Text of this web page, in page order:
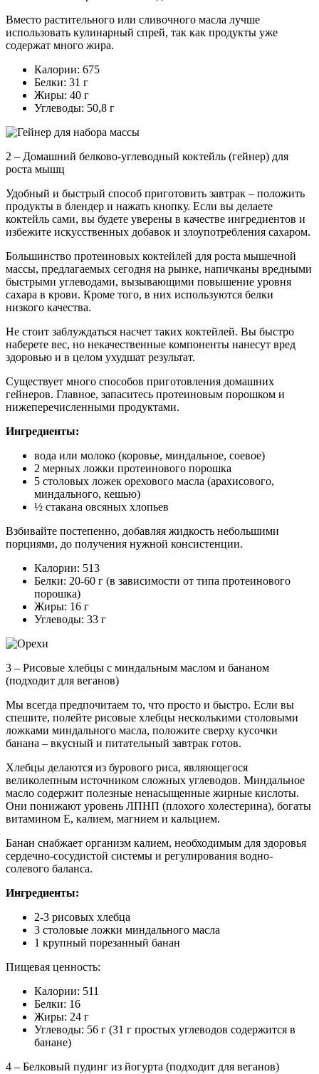
Вместо растительного или сливочного масла лучше
использовать кулинарный спрей, так как продукты уже
содержат много жира.
Калории: 675
Белки: 31 г
Жиры: 40 г
Углеводы: 50,8 г
2 – Домашний белково-углеводный коктейль (гейнер) для
роста мышц
Удобный и быстрый способ приготовить завтрак – положить
продукты в блендер и нажать кнопку. Если вы делаете
коктейль сами, вы будете уверены в качестве ингредиентов и
избежите искусственных добавок и злоупотребления сахаром.
Большинство протеиновых коктейлей для роста мышечной
массы, предлагаемых сегодня на рынке, напичканы вредными
быстрыми углеводами, вызывающими повышение уровня
сахара в крови. Кроме того, в них используются белки
низкого качества.
Не стоит заблуждаться насчет таких коктейлей. Вы быстро
наберете вес, но некачественные компоненты нанесут вред
здоровью и в целом ухудшат результат.
Существует много способов приготовления домашних
гейнеров. Главное, запаситесь протеиновым порошком и
нижеперечисленными продуктами.
Ингредиенты:
вода или молоко (коровье, миндальное, соевое)
2 мерных ложки протеинового порошка
5 столовых ложек орехового масла (арахисового,
миндального, кешью)
½ стакана овсяных хлопьев
Взбивайте постепенно, добавляя жидкость небольшими
порциями, до получения нужной консистенции.
Калории: 513
Белки: 20-60 г (в зависимости от типа протеинового
порошка)
Жиры: 16 г
Углеводы: 33 г
3 – Рисовые хлебцы с миндальным маслом и бананом
(подходит для веганов)
Мы всегда предпочитаем то, что просто и быстро. Если вы
спешите, полейте рисовые хлебцы несколькими столовыми
ложками миндального масла, положите сверху кусочки
банана – вкусный и питательный завтрак готов.
Хлебцы делаются из бурового риса, являющегося
великолепным источником сложных углеводов. Миндальное
масло содержит полезные ненасыщенные жирные кислоты.
Они понижают уровень ЛПНП (плохого холестерина), богаты
витамином Е, калием, магнием и кальцием.
Банан снабжает организм калием, необходимым для здоровья
сердечно-сосудистой системы и регулирования водно-
солевого баланса.
Ингредиенты:
2-3 рисовых хлебца
3 столовые ложки миндального масла
1 крупный порезанный банан
Пищевая ценность:
Калории: 511
Белки: 16
Жиры: 24 г
Углеводы: 56 г (31 г простых углеводов содержится в
банане)
4 – Белковый пудинг из йогурта (подходит для веганов)